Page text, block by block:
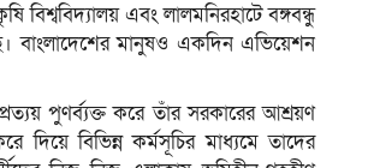
বিশ্ববিদ্যালয় এবং লালমনিরহাটে বঙ্গবন্ধু
বাংলাদেশের মানুষও একদিন এভিয়েশন
পুণর্ব্যক্ত করে তাঁর সরকারের আশ্রয়ণ
বিভিন্ন কর্মসূচির মাধ্যমে তাদের